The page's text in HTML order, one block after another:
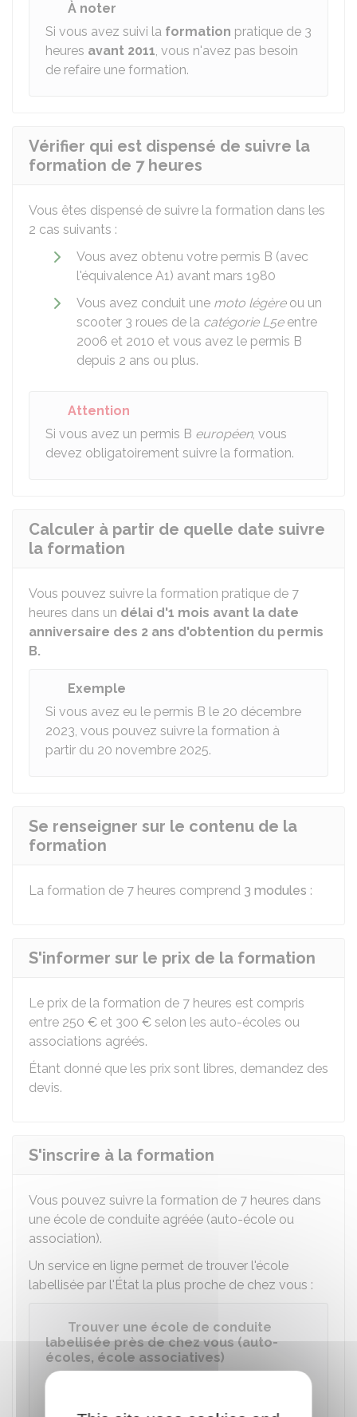
À noter
Si vous avez suivi la formation pratique de 3
heures avant 2011, vous n'avez pas besoin
de refaire une formation.
Vérifier qui est dispensé de suivre la
formation de 7 heures
Vous êtes dispensé de suivre la formation dans les
2 cas suivants :
Vous avez obtenu votre permis B (avec
l'équivalence A1) avant mars 1980
Vous avez conduit une moto légèreou un
scooter 3 roues de la catégorie L5eentre
2006 et 2010 et vous avez le permis B
depuis 2 ans ou plus.
Attention
Si vous avez un permis B européen, vous
devez obligatoirement suivre la formation.
Calculer à partir de quelle date suivre
la formation
Vous pouvez suivre la formation pratique de 7
heures dans un délai d'1 mois avant la date
anniversaire des 2 ans d'obtention du permis
B.
Exemple
Si vous avez eu le permis B le 20 décembre
2023, vous pouvez suivre la formation à
partir du 20 novembre 2025.
Se renseigner sur le contenu de la
formation
La formation de 7 heures comprend 3 modules :
S'informer sur le prix de la formation
Le prix de la formation de 7 heures est compris
entre 250 € et 300 € selon les auto-écoles ou
associations agréés.
Étant donné que les prix sont libres, demandez des
devis.
S'inscrire à la formation
Vous pouvez suivre la formation de 7 heures dans
une école de conduite agréée (auto-école ou
association).
Un service en ligne permet de trouver l'école
labellisée par l'État la plus proche de chez vous :
Trouver une école de conduite
labellisée près de chez vous (auto-
écoles, école associatives)